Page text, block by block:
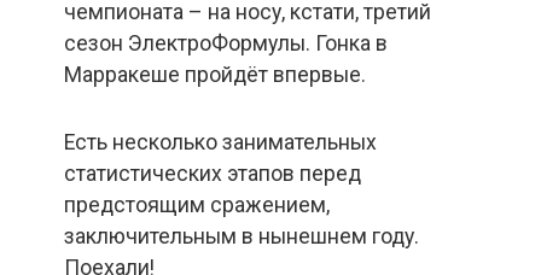
чемпионата – на носу, кстати, третий
сезон ЭлектроФормулы. Гонка в
Марракеше пройдёт впервые.
Есть несколько занимательных
статистических этапов перед
предстоящим сражением,
заключительным в нынешнем году.
Поехали!